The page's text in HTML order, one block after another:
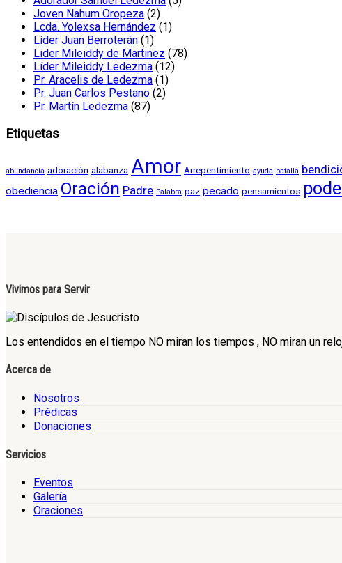
Joven Nahum Oropeza (2)
Lcda. Yolexsa Hernández (1)
Líder Juan Berroterán (1)
Lider Mileiddy de Martinez (78)
Líder Mileiddy Ledezma (12)
Pr. Aracelis de Ledezma (1)
Pr. Juan Carlos Pestano (2)
Pr. Martín Ledezma (87)
Etiquetas
abundancia adoración alabanza Amor Arrepentimiento ayuda batalla
obediencia Oración Padre Palabra paz pecado pensamientos
Vivimos para Servir
Los entendidos en el tiempo NO miran los tiempos , NO miran un
Acerca de
Nosotros
Prédicas
Donaciones
Servicios
Eventos
Galería
Oraciones